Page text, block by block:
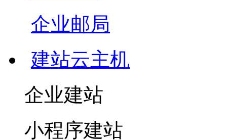
企业邮局
建站云主机
企业建站
小程序建站